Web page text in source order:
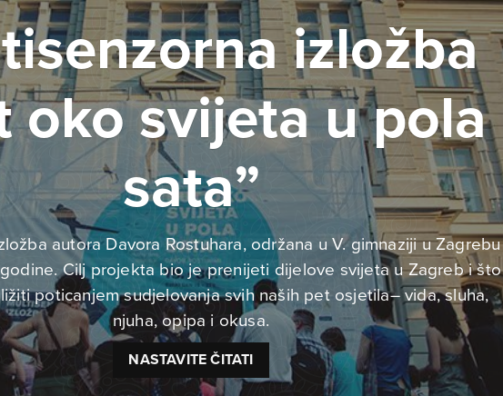
izložba
oko svijeta u pola
sata”
autora Davora Rostuhara, održana u V. gimnaziji u Zagrebu
godine. Cilj projekta bio je prenijeti dijelove svijeta u Zagreb i što
poticanjem sudjelovanja svih naših pet osjetila– vida, sluha,
njuha, opipa i okusa.
NASTAVITE ČITATI